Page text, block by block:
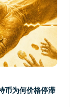
币为何价格停滞